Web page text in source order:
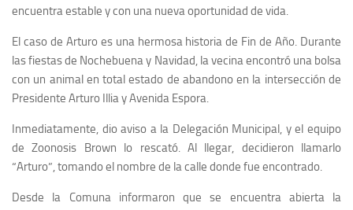
encuentra estable y con una nueva oportunidad de vida.
El caso de Arturo es una hermosa historia de Fin de Año. Durante
las fiestas de Nochebuena y Navidad, la vecina encontró una bolsa
con un animal en total estado de abandono en la intersección de
Presidente Arturo Illia y Avenida Espora.
Inmediatamente, dio aviso a la Delegación Municipal, y el equipo
de Zoonosis Brown lo rescató. Al llegar, decidieron llamarlo
“Arturo”, tomando el nombre de la calle donde fue encontrado.
Desde la Comuna informaron que se encuentra abierta la